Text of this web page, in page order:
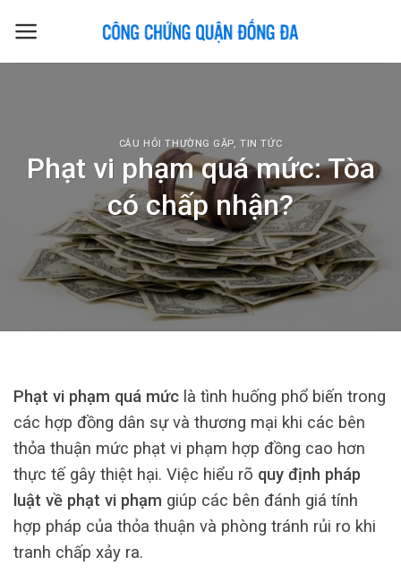
CÂU HỎI THƯỜNG GẶP,TIN TỨC
Phạt vi phạm quá mức: Tòa
có chấp nhận?
Phạt vi phạm quá mức là tình huống phổ biến trong
các hợp đồng dân sự và thương mại khi các bên
thỏa thuận mức phạt vi phạm hợp đồng cao hơn
thực tế gây thiệt hại. Việc hiểu rõ quy định pháp
luật về phạt vi phạm giúp các bên đánh giá tính
hợp pháp của thỏa thuận và phòng tránh rủi ro khi
tranh chấp xảy ra.